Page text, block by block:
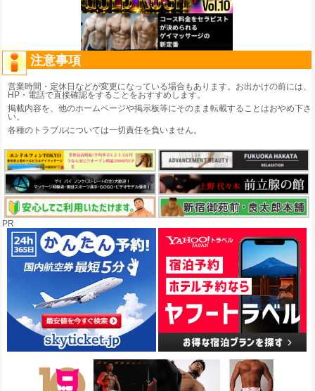
注意事項
営業時間・定休日などが変更になっている場合もあります。お出かけの前には、
HP・電話で直接確認をすることをおすすめします。
掲載内容を、他のホームページや掲示板等にそのまま転載することはおやめ下さ
い。
各種のトラブルについては一切責任を負いません。
PR